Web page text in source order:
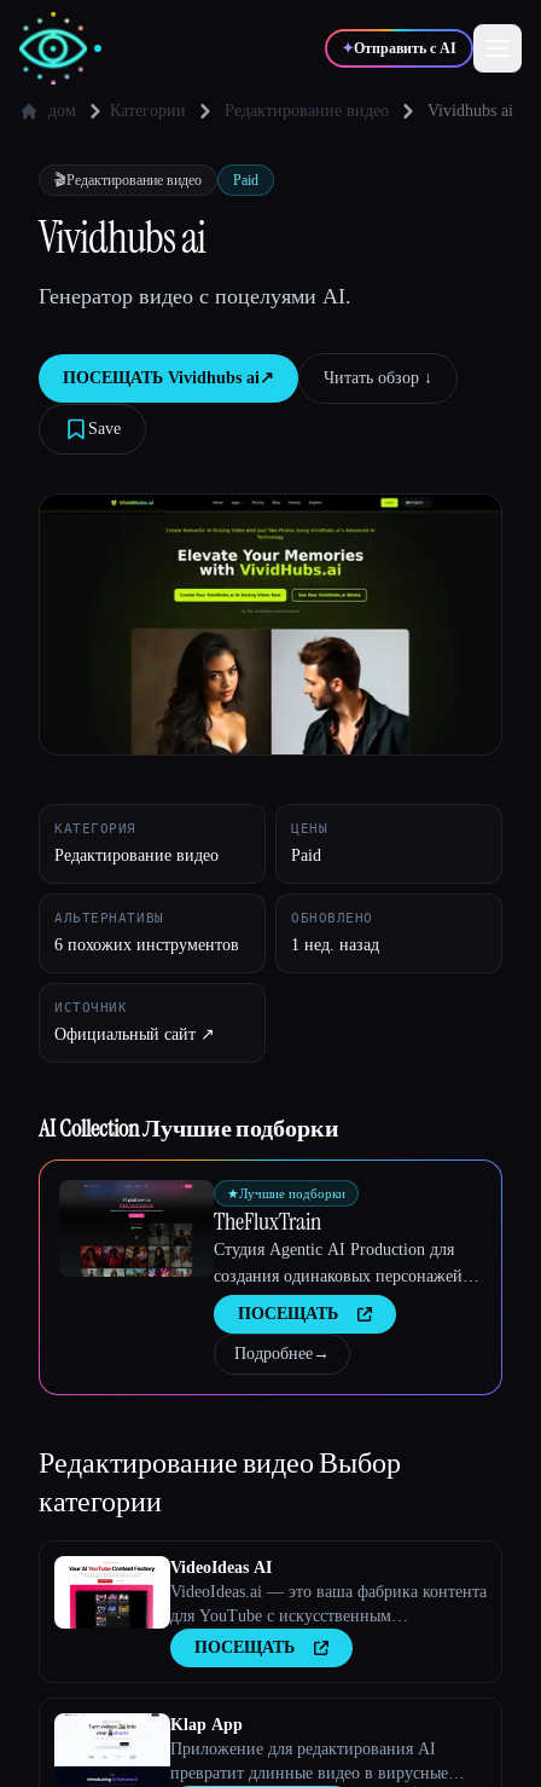
✦Отправить с AI
✍️Писатели
💻
Сравнить инструменты
дом Категории Редактирование видео Vividhubs ai
🎬Редактирование видео Paid
Vividhubs ai
Генератор видео с поцелуями AI.
ПОСЕЩАТЬ Vividhubs ai↗︎ Читать обзор ↓︎
Save
КАТЕГОРИЯ
Редактирование видео
ЦЕНЫ
Paid
АЛЬТЕРНАТИВЫ
6 похожих инструментов
ОБНОВЛЕНО
1 нед. назад
ИСТОЧНИК
Официальный сайт ↗︎
AI Collection Лучшие подборки
★Лучшие подборки
TheFluxTrain
Студия Agentic AI Production для
создания одинаковых персонажей,
рабочих процессов и видео
ПОСЕЩАТЬ
Подробнее→
Редактирование видеоВыбор
категории
VideoIdeas AI
VideoIdeas.ai — это ваша фабрика контента
для YouTube с искусственным
интеллектом. Создавайте полезные для
вирусов сценарии, свежие идеи для видео
ПОСЕЩАТЬ
Klap App
Приложение для редактирования AI
превратит длинные видео в вирусные